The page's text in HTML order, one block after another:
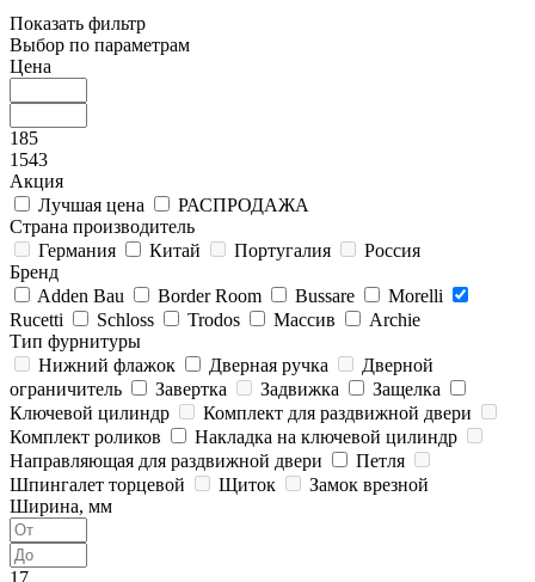
Показать фильтр
Выбор по параметрам
Цена
185
1543
Акция
Лучшая цена
РАСПРОДАЖА
Страна производитель
Германия
Китай Португалия
Россия
Бренд
Adden Bau
Border Room Bussare
Morelli
Rucetti
Schloss Trodos Массив
Archie
Тип фурнитуры
Нижний флажок
Дверная ручка
Дверной
ограничитель
Завертка Задвижка
Защелка
Ключевой цилиндр
Комплект для раздвижной двери
Комплект роликов
Накладка на ключевой цилиндр
Направляющая для раздвижной двери
Петля
Шпингалет торцевой
Щиток
Замок врезной
Ширина, мм
17